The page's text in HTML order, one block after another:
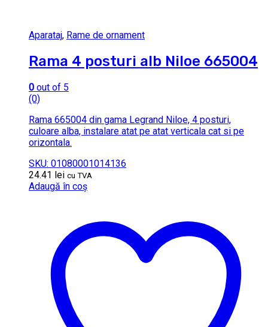
Aparataj, Rame de ornament
Rama 4 posturi alb Niloe 665004
0 out of 5
(0)
Rama 665004 din gama Legrand Niloe, 4 posturi,
culoare alba, instalare atat pe atat verticala cat si pe
orizontala.
SKU: 01080001014136
24.41 lei cu TVA
Adaugă în coș